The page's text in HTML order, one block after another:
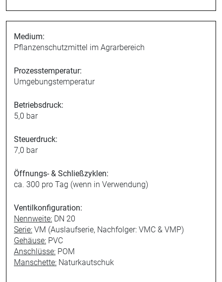
Medium:
Pflanzenschutzmittel im Agrarbereich
Prozesstemperatur:
Umgebungstemperatur
Betriebsdruck:
5,0 bar
Steuerdruck:
7,0 bar
Öffnungs- & Schließzyklen:
ca. 300 pro Tag (wenn in Verwendung)
Ventilkonfiguration:
Nennweite: DN 20
Serie: VM (Auslaufserie, Nachfolger: VMC & VMP)
Gehäuse: PVC
Anschlüsse: POM
Manschette: Naturkautschuk